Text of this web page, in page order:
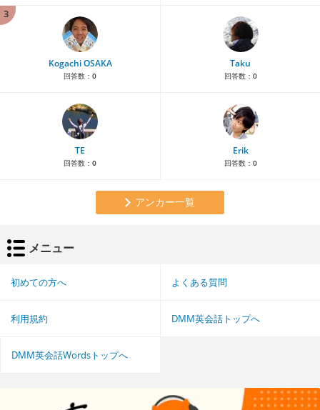
3
Kogachi OSAKA
回答数： 0
Taku
回答数： 0
TE
回答数： 0
Erik
回答数： 0
アンカー一覧
メニュー
初めての方へ よくある質問
利用規約 DMM英会話トップへ
DMM英会話Wordsトップへ